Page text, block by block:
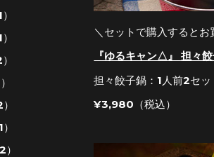
＼セットで購入するとお
『ゆるキャン△』 担々
担々餃子鍋：1人前2セ
¥3,980（税込）